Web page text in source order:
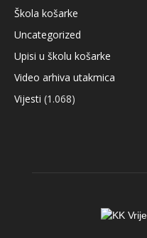
Škola košarke
Uncategorized
Upisi u školu košarke
Video arhiva utakmica
Vijesti (1.068)